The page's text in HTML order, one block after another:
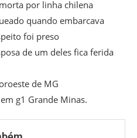
por linha chilena
quando embarcava
foi preso
de um deles fica ferida
de MG
g1 Grande Minas.